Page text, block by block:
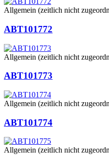
Allgemein (zeitlich nicht
ABT101772
Allgemein (zeitlich nicht
ABT101773
Allgemein (zeitlich nicht
ABT101774
Allgemein (zeitlich nicht